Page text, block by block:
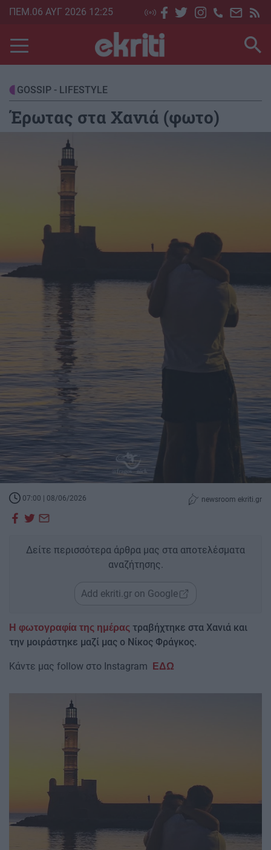
Skip
main
content
ΠΕΜ.06 ΑΥΓ 2026 12:25
GOSSIP - LIFESTYLE
Έρωτας στα Χανιά (φωτο)
07:00 | 08/06/2026 newsroom ekriti.gr
Δείτε περισσότερα άρθρα μας στα αποτελέσματα
αναζήτησης.
Add ekriti.gr on Google
Η φωτογραφία της ημέρας τραβήχτηκε στα Χανιά και
την μοιράστηκε μαζί μας ο Νίκος Φράγκος.
Kάντε μας follow στο Instagram ΕΔΩ